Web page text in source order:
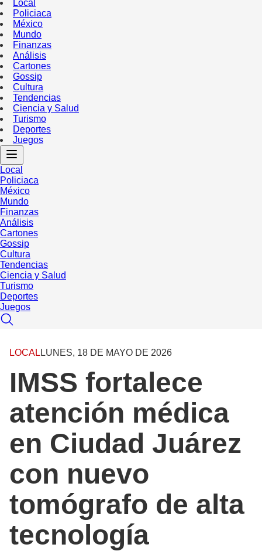
Local
Policiaca
México
Mundo
Finanzas
Análisis
Cartones
Gossip
Cultura
Tendencias
Ciencia y Salud
Turismo
Deportes
Juegos
Local
Policiaca
México
Mundo
Finanzas
Análisis
Cartones
Gossip
Cultura
Tendencias
Ciencia y Salud
Turismo
Deportes
Juegos
LOCAL LUNES, 18 DE MAYO DE 2026
IMSS fortalece
atención médica
en Ciudad Juárez
con nuevo
tomógrafo de alta
tecnología